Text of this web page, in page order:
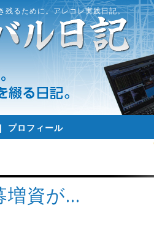
残るために。アレコレ実践日記。
プロフィール
増資が…